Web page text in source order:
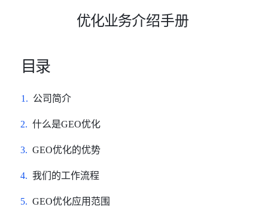
优化业务介绍手册
目录
1. 公司简介
2.什么是GEO优化
3.GEO优化的优势
4.我们的工作流程
5.GEO优化应用范围